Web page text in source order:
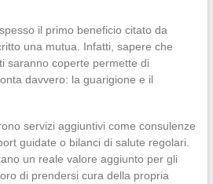
il primo beneficio citato da
una mutua. Infatti, sapere che
saranno coperte permette di
davvero: la guarigione e il
servizi aggiuntivi come consulenze
guidate o bilanci di salute regolari.
un reale valore aggiunto per gli
di prendersi cura della propria